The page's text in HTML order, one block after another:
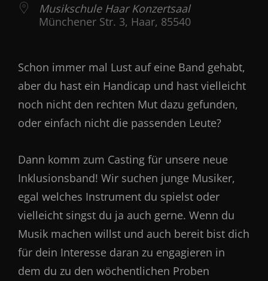
Musikschule Haar Konzertsaal
Münchener Str. 3, Haar, 85540
Schon immer mal Lust auf eine Band gehabt,
aber du hast ein Handicap und hast vielleicht
noch nicht den rechten Mut dazu gefunden,
oder einfach nicht die passenden Leute?
Dann komm zum Casting für unsere neue
Inklusionsband! Wir suchen junge Musiker,
egal welches Instrument du spielst oder
vielleicht singst du ja auch gerne. Wenn du
Musik machen willst und auch bereit bist dich
für dein Interesse daran zu engagieren in
dem du zu den wöchentlichen Proben